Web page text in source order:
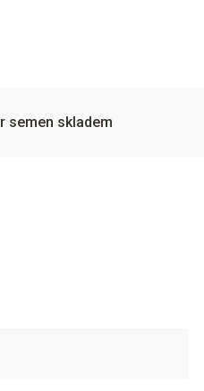
semen skladem